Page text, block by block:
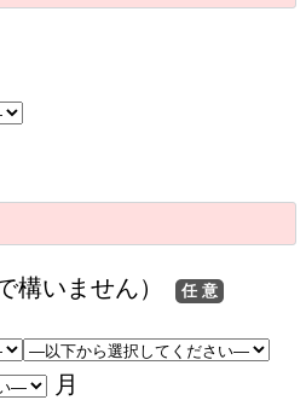
構いません） 任 意
月